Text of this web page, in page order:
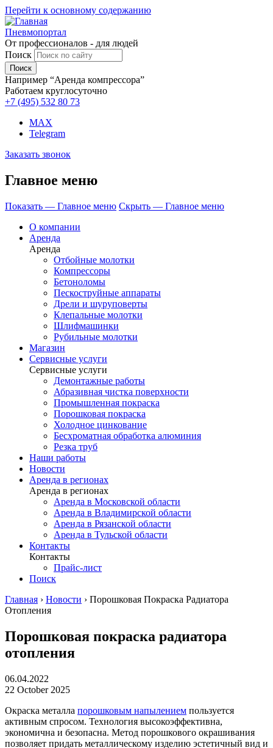
Перейти к основному содержанию
Пневмопортал
От профессионалов - для людей
Поиск
Например “Аренда компрессора”
Работаем круглосуточно
+7 (495) 532 80 73
MAX
Telegram
Заказать звонок
Главное меню
Показать — Главное меню Скрыть — Главное меню
О компании
Аренда
Аренда
Отбойные молотки
Компрессоры
Бетоноломы
Пескоструйные аппараты
Дрели и шуруповерты
Клепальные молотки
Шлифмашинки
Рубильные молотки
Магазин
Сервисные услуги
Сервисные услуги
Демонтажные работы
Абразивная чистка поверхности
Промышленная покраска
Порошковая покраска
Холодное цинкование
Бесхроматная обработка алюминия
Резка труб
Наши работы
Новости
Аренда в регионах
Аренда в регионах
Аренда в Московской области
Аренда в Владимирской области
Аренда в Рязанской области
Аренда в Тульской области
Контакты
Контакты
Прайс-лист
Поиск
Главная › Новости › Порошковая Покраска Радиатора
Отопления
Порошковая покраска радиатора
отопления
06.04.2022
22 October 2025
Окраска металла порошковым напылением пользуется
активным спросом. Технология высокоэффективна,
экономична и безопасна. Метод порошкового окрашивания
позволяет придать металлическому изделию эстетичный вид и